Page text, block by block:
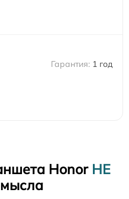
1 год
Honor НЕ